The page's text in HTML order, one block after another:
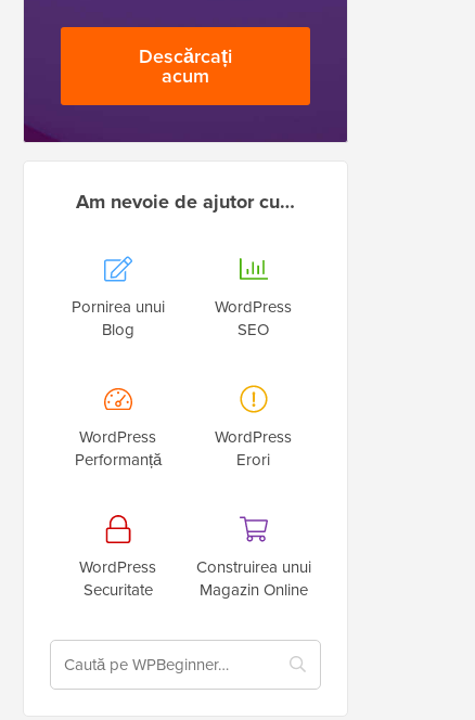
Descărcați
acum
Am nevoie de ajutor cu…
Pornirea unui
Blog
WordPress
SEO
WordPress
Performanță
WordPress
Erori
WordPress
Securitate
Construirea unui
Magazin Online